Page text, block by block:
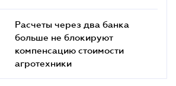
Расчеты через два банка
больше не блокируют
компенсацию стоимости
агротехники